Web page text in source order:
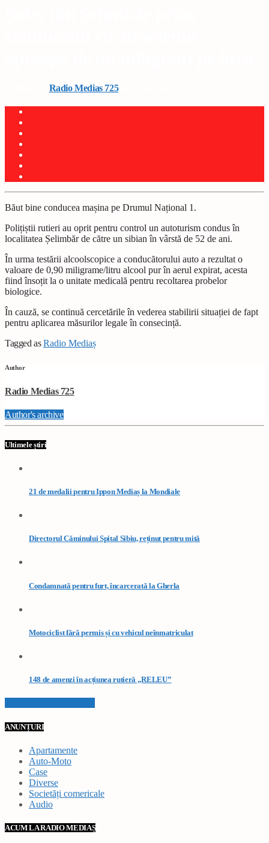
Radio Medias 725on 7 mai 2025
Băut bine conducea mașina pe Drumul Național 1.
Polițiștii rutieri au oprit pentru control un autoturism condus în
localitatea Șelimbăr de către un sibian în vârstă de 52 de ani.
În urma testării alcoolscopice a conducătorului auto a rezultat o
valoare de 0,90 miligrame/litru alcool pur în aerul expirat, acesta
fiind însoțit la o unitate medicală pentru recoltarea probelor
biologice.
În cauză, se continuă cercetările în vederea stabilirii situației de fapt
pentru aplicarea măsurilor legale în consecință.
Tagged asRadio Mediaș
Author
Radio Medias 725
Author's archive
Ultimele știri
21 de medalii pentru Ippon Mediaș la Mondiale
Directorul Căminului Spital Sibiu, reținut pentru mită
Condamnată pentru furt, încarcerată la Gherla
Motociclist fără permis și cu vehicul neînmatriculat
148 de amenzi în acțiunea rutieră „RELEU”
ANUNȚURI
Apartamente
Auto-Moto
Case
Diverse
Societăți comericale
Audio
ACUM LA RADIO MEDIAȘ